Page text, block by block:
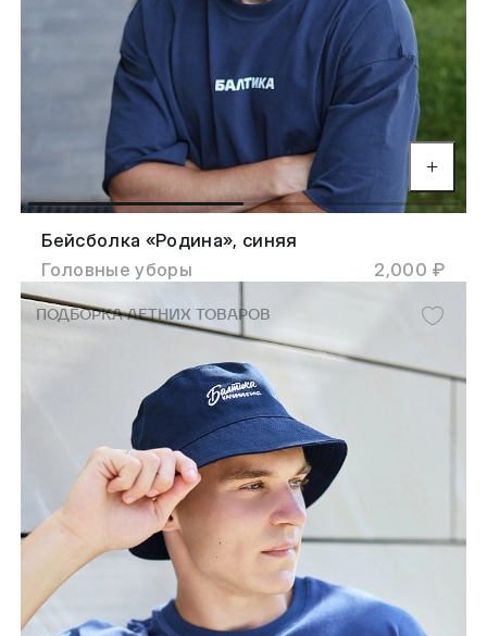
Бейсболка «Родина», синяя
Головные уборы
2,000 ₽
ПОДБОРКА ЛЕТНИХ ТОВАРОВ